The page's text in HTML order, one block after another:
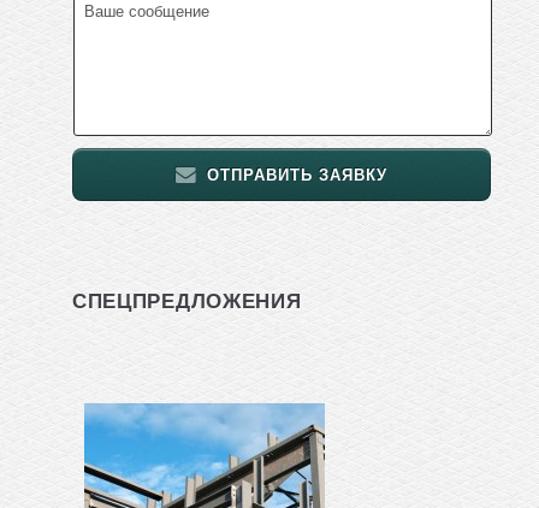
ОТПРАВИТЬ ЗАЯВКУ
СПЕЦПРЕДЛОЖЕНИЯ